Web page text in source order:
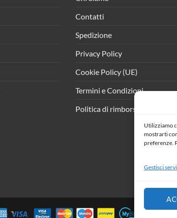
Utilizziamo
mostrarti
preferenze.
Gestisci
Contatti
Spedizione
Privacy Policy
Cookie Policy (UE)
Termini e Condizioni
Politica di rimborso e resi